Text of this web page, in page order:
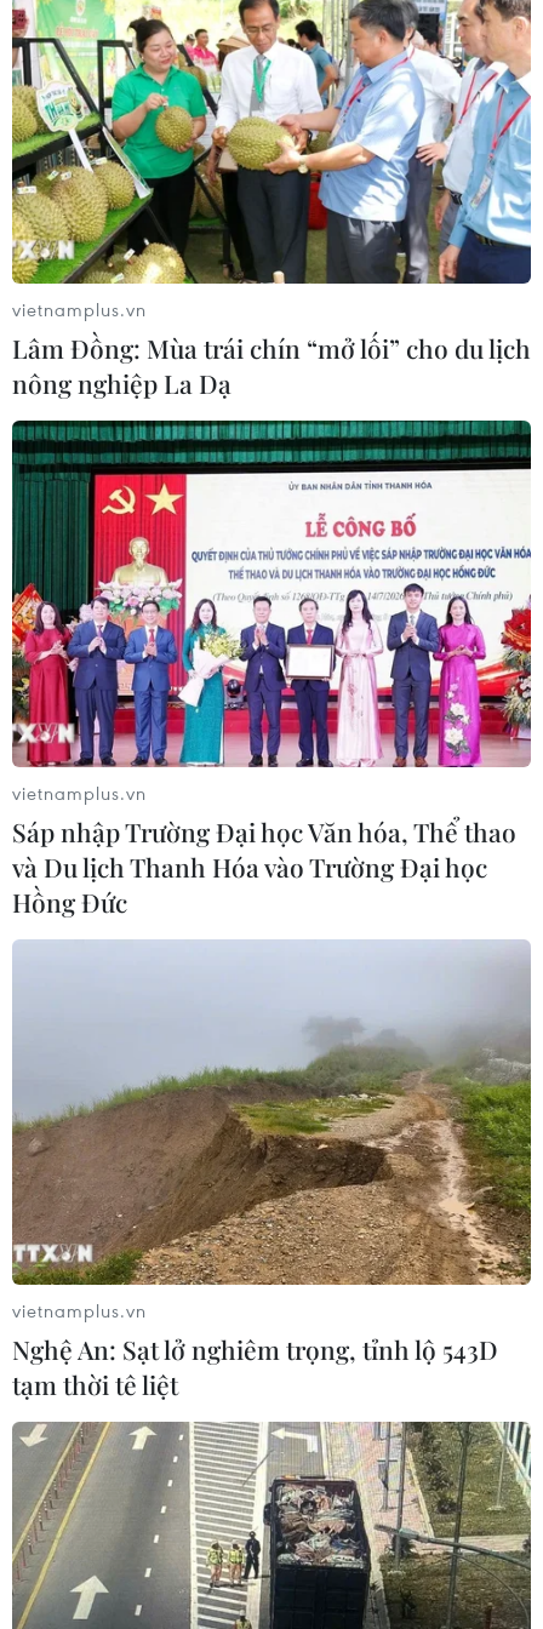
vietnamplus.vn
Lâm Đồng: Mùa trái chín “mở lối” cho du lịch
nông nghiệp La Dạ
vietnamplus.vn
Sáp nhập Trường Đại học Văn hóa, Thể thao
và Du lịch Thanh Hóa vào Trường Đại học
Hồng Đức
vietnamplus.vn
Nghệ An: Sạt lở nghiêm trọng, tỉnh lộ 543D
tạm thời tê liệt